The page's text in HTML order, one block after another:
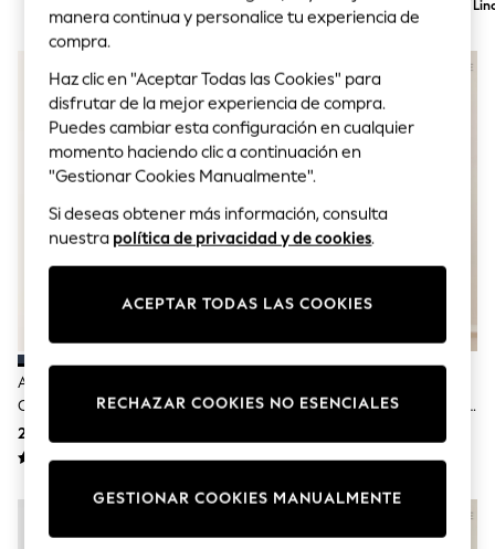
Cardigans
Dresses
Tops
T-Shirts
Nightwear & Pyjamas
Trousers & Leggings
Bodysuits & Vests
Shirts & Blouses
Swimwear
Shorts & Skirts
Babygrows & Sleepsuits
Jeans
All Holiday Shop
Skirts
Rash Vests
Sun Safe Swimwear
Shop All Footwear
Trainers & Pumps
hogar /
Azul Marino - Corte Estándar -
Camisa Oxford De Manga Corta
29 € - 31 €
Basket Weave De Lino 100% De
manera continua y personalice tu experiencia de
compra.
Haz clic en "Aceptar Todas las Cookies" para
disfrutar de la mejor experiencia de compra.
Puedes cambiar esta configuración en cualquier
momento haciendo clic a continuación en
"Gestionar Cookies Manualmente".
Si deseas obtener más información, consulta
nuestra política de privacidad y de cookies.
ACEPTAR TODAS LAS COOKIES
GESTIONAR COOKIES MANUALMENTE
RECHAZAR COOKIES NO ESENCIALES